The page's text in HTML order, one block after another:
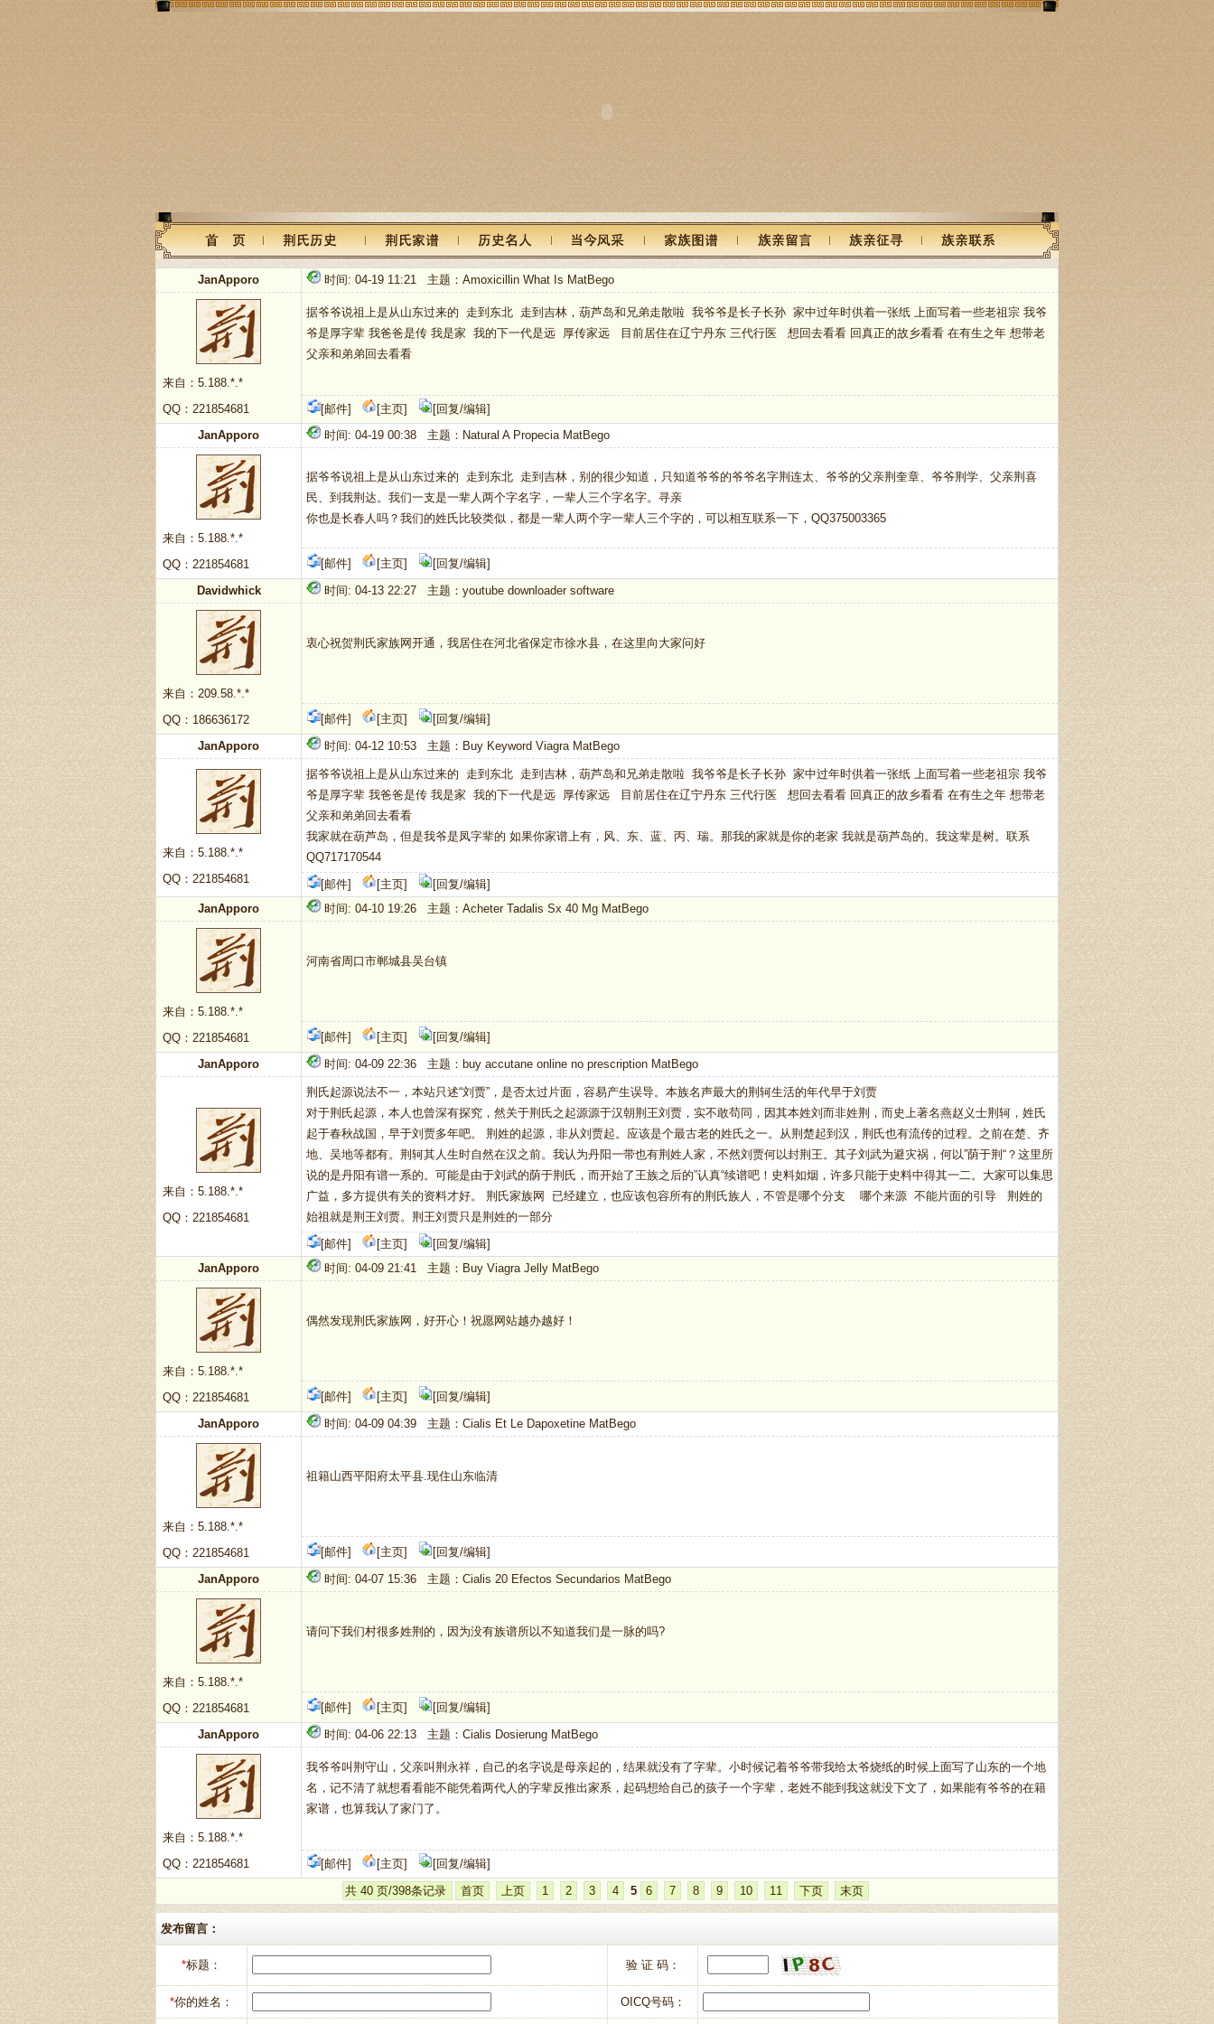
JanApporo 时间: 04-19 11:21 主题：Amoxicillin What Is MatBego
来自：5.188.*.*
QQ：221854681
据爷爷说祖上是从山东过来的 走到东北 走到吉林，葫芦岛和兄弟走散啦 我爷爷是长子长孙 家中过年时供着一张纸 上面写着一些老祖宗 我爷
爷是厚字辈 我爸爸是传 我是家 我的下一代是远 厚传家远 目前居住在辽宁丹东 三代行医 想回去看看 回真正的故乡看看 在有生之年 想带老
父亲和弟弟回去看看
[邮件] [主页]
[回复/编辑]
JanApporo
时间: 04-19 00:38 主题：Natural A Propecia MatBego
来自：5.188.*.*
QQ：221854681
据爷爷说祖上是从山东过来的 走到东北 走到吉林，别的很少知道，只知道爷爷的爷爷名字荆连太、爷爷的父亲荆奎章、爷爷荆学、父亲荆喜
民、到我荆达。我们一支是一辈人两个字名字，一辈人三个字名字。寻亲
你也是长春人吗？我们的姓氏比较类似，都是一辈人两个字一辈人三个字的，可以相互联系一下，QQ375003365
[邮件] [主页]
[回复/编辑]
Davidwhick
时间: 04-13 22:27 主题：youtube downloader software
来自：209.58.*.*
QQ：186636172
衷心祝贺荆氏家族网开通，我居住在河北省保定市徐水县，在这里向大家问好
[邮件] [主页]
[回复/编辑]
JanApporo
时间: 04-12 10:53 主题：Buy Keyword Viagra MatBego
来自：5.188.*.*
QQ：221854681
据爷爷说祖上是从山东过来的 走到东北 走到吉林，葫芦岛和兄弟走散啦 我爷爷是长子长孙 家中过年时供着一张纸 上面写着一些老祖宗 我爷
爷是厚字辈 我爸爸是传 我是家 我的下一代是远 厚传家远 目前居住在辽宁丹东 三代行医 想回去看看 回真正的故乡看看 在有生之年 想带老
父亲和弟弟回去看看
我家就在葫芦岛，但是我爷是凤字辈的 如果你家谱上有，风、东、蓝、丙、瑞。那我的家就是你的老家 我就是葫芦岛的。我这辈是树。联系
QQ717170544
[邮件]
[主页]
[回复/编辑]
JanApporo
时间: 04-10 19:26 主题：Acheter Tadalis Sx 40 Mg MatBego
来自：5.188.*.*
QQ：221854681
河南省周口市郸城县吴台镇
[邮件] [主页]
[回复/编辑]
JanApporo
时间: 04-09 22:36 主题：buy accutane online no prescription MatBego
来自：5.188.*.*
QQ：221854681
荆氏起源说法不一，本站只述“刘贾”，是否太过片面，容易产生误导。本族名声最大的荆轲生活的年代早于刘贾
对于荆氏起源，本人也曾深有探究，然关于荆氏之起源源于汉朝荆王刘贾，实不敢苟同，因其本姓刘而非姓荆，而史上著名燕赵义士荆轲，姓氏
起于春秋战国，早于刘贾多年吧。 荆姓的起源，非从刘贾起。应该是个最古老的姓氏之一。从荆楚起到汉，荆氏也有流传的过程。之前在楚、齐
地、吴地等都有。荆轲其人生时自然在汉之前。我认为丹阳一带也有荆姓人家，不然刘贾何以封荆王。其子刘武为避灾祸，何以”荫于荆“？这里所
说的是丹阳有谱一系的。可能是由于刘武的荫于荆氏，而开始了王族之后的”认真“续谱吧！史料如烟，许多只能于史料中得其一二。大家可以集思
广益，多方提供有关的资料才好。 荆氏家族网 已经建立，也应该包容所有的荆氏族人，不管是哪个分支 哪个来源 不能片面的引导 荆姓的
始祖就是荆王刘贾。荆王刘贾只是荆姓的一部分
[邮件]
[主页]
[回复/编辑]
JanApporo
时间: 04-09 21:41 主题：Buy Viagra Jelly MatBego
来自：5.188.*.*
QQ：221854681
偶然发现荆氏家族网，好开心！祝愿网站越办越好！
[邮件] [主页]
[回复/编辑]
JanApporo
时间: 04-09 04:39 主题：Cialis Et Le Dapoxetine MatBego
来自：5.188.*.*
QQ：221854681
祖籍山西平阳府太平县.现住山东临清
[邮件] [主页]
[回复/编辑]
JanApporo
时间: 04-07 15:36 主题：Cialis 20 Efectos Secundarios MatBego
来自：5.188.*.*
QQ：221854681
请问下我们村很多姓荆的，因为没有族谱所以不知道我们是一脉的吗?
[邮件] [主页]
[回复/编辑]
JanApporo
时间: 04-06 22:13 主题：Cialis Dosierung MatBego
来自：5.188.*.*
QQ：221854681
我爷爷叫荆守山，父亲叫荆永祥，自己的名字说是母亲起的，结果就没有了字辈。小时候记着爷爷带我给太爷烧纸的时候上面写了山东的一个地
名，记不清了就想看看能不能凭着两代人的字辈反推出家系，起码想给自己的孩子一个字辈，老姓不能到我这就没下文了，如果能有爷爷的在籍
家谱，也算我认了家门了。
[邮件] [主页]
[回复/编辑]
共 40 页/398条记录
首页 上页 1 2 3 4 5 6 7 8 9 10 11 下页 末页
发布留言：
*标题： 验 证 码：
*你的姓名： OICQ号码：